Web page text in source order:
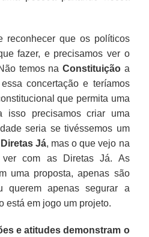
reconhecer que os políticos
fazer, e precisamos ver o
temos na Constituiçãoa
concertação e teríamos
que permita uma
isso precisamos criar uma
seria se tivéssemos um
Diretas Já, mas o que vejo na
com as Diretas Já. As
uma proposta, apenas são
querem apenas segurar a
está em jogo um projeto.
e atitudes demonstram o